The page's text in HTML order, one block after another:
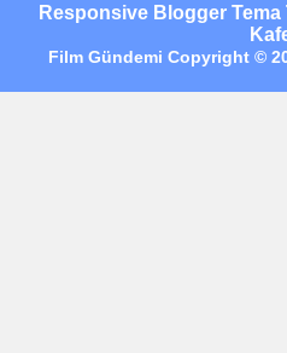
Responsive Blogger Tema
Film Gündemi Copyright ©